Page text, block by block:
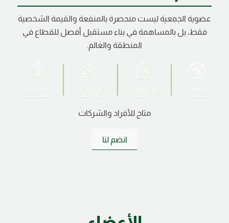
عضوية الجمعية ليست منحصرة بالمنفعة والقيمة الشخصية
فقط، بل بالمساهمة في بناء مستقبل أفصل للقطاع في
المنطقة والعالم.
متاح للأفراد والشركات
انضم لنا